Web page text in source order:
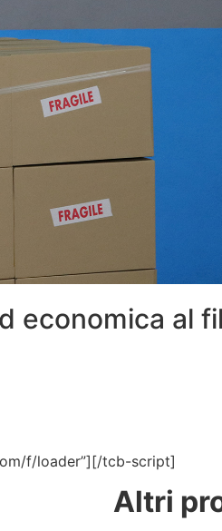
economica al
f/loader”][/tcb-script]
Altri